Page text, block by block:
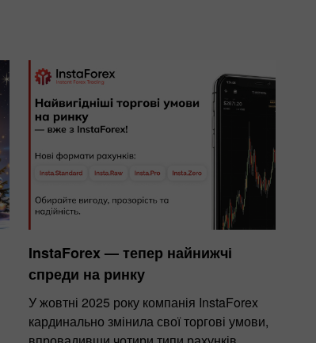
InstaForex — тепер найнижчі
спреди на ринку
У жовтні 2025 року компанія InstaForex
кардинально змінила свої торгові умови,